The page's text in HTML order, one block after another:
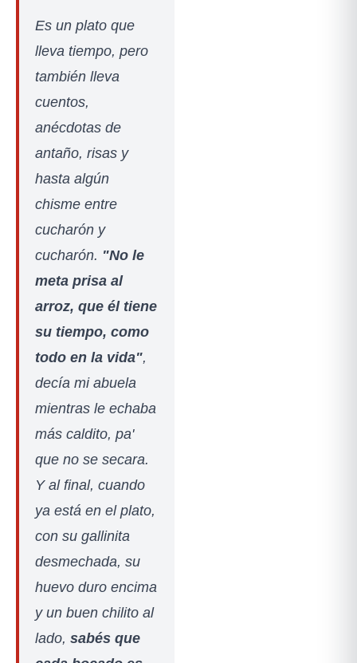
Es un plato que
lleva tiempo, pero
también lleva
cuentos,
anécdotas de
antaño, risas y
hasta algún
chisme entre
cucharón y
cucharón. "No le
meta prisa al
arroz, que él tiene
su tiempo, como
todo en la vida",
decía mi abuela
mientras le echaba
más caldito, pa'
que no se secara.
Y al final, cuando
ya está en el plato,
con su gallinita
desmechada, su
huevo duro encima
y un buen chilito al
lado, sabés que